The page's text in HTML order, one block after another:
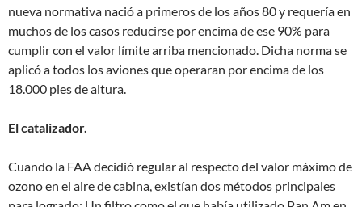
nueva normativa nació a primeros de los años 80 y requería en
muchos de los casos reducirse por encima de ese 90% para
cumplir con el valor límite arriba mencionado. Dicha norma se
aplicó a todos los aviones que operaran por encima de los
18.000 pies de altura.
El catalizador.
Cuando la FAA decidió regular al respecto del valor máximo de
ozono en el aire de cabina, existían dos métodos principales